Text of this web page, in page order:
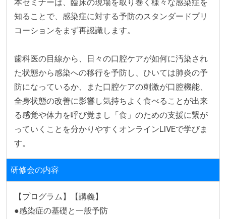
本セミナーは、臨床の現場を取り巻く様々な感染症を
知ることで、感染症に対する予防のスタンダードプリ
コーションをまず再認識します。
歯科医の目線から、日々の口腔ケアが如何に汚染され
た状態から感染への移行を予防し、ひいては肺炎の予
防になっているか、また口腔ケアの刺激が口腔機能、
全身状態の改善に影響し気持ちよく食べることが出来
る感覚や体力を呼び覚まし「食」のための支援に繋が
っていくことを分かりやすくオンラインLIVEで学びま
す。
研修会の内容
【プログラム】【講義】
●感染症の基礎と一般予防